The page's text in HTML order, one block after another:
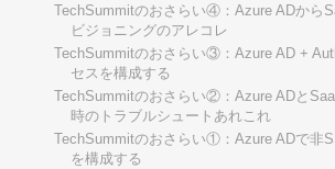
TechSummitのおさらい④：Azure ADから
ビジョニングのアレコレ
TechSummitのおさらい③：Azure AD +
セスを構成する
TechSummitのおさらい②：Azure ADと
時のトラブルシュートあれこれ
TechSummitのおさらい①：Azure ADで非
を構成する